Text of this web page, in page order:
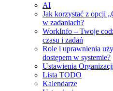
AI
Jak korzystać z opcji
w zadaniach?
WorkInfo – Twoje
czasu i zadań
Role i uprawnienia
dostępem w systemie?
Ustawienia Organizacji
Lista TODO
Kalendarze